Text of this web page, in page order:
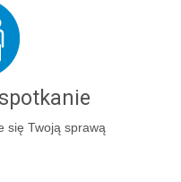
się Twoją sprawą